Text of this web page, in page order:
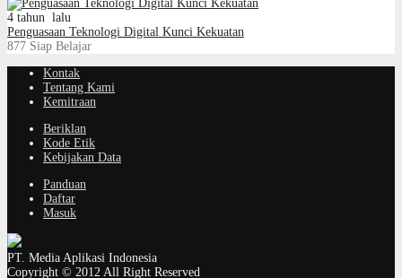
4 tahun lalu
Penguasaan Teknologi Digital Kunci Kekuatan
877 Siap Belajar
Kontak
Tentang Kami
Kemitraan
Beriklan
Kode Etik
Kebijakan Data
Panduan
Daftar
Masuk
PT. Media Aplikasi Indonesia
Copyright © 2012 All Right Reserved